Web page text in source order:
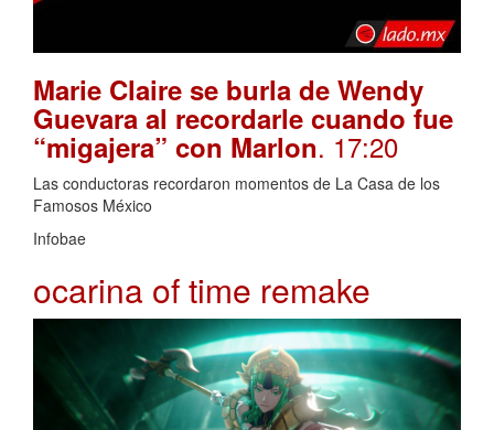
Marie Claire se burla de Wendy
Guevara al recordarle cuando fue
“migajera” con Marlon. 17:20
Las conductoras recordaron momentos de La Casa de los
Famosos México
Infobae
ocarina of time remake